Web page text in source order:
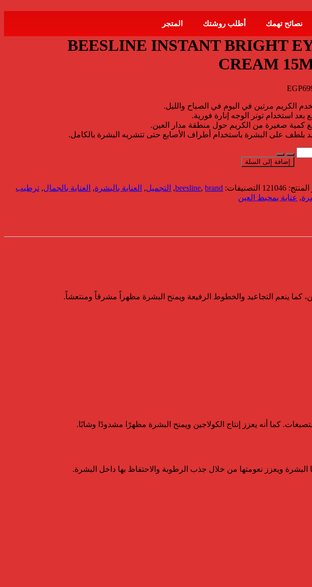
نصائح تهمك أطلب روشتك المتجر
BEESLINE INSTANT BRIGHT
CREAM
EGP
الكريم مرتين في اليوم في الصباح والليل.
بعد استخدام تونر الوجه إنارة فورية.
كمية صغيرة من الكريم حول منطقة مدار العين.
بلطف على البشرة باستخدام أطراف الأصابع حتى تتشربه البشرة بالكامل.
إضافة إلى السلة
121046 التصنيفات: beesline,brand
, التجميل, العناية بالبشرة, العناية بالجمال, ترطيب
, عناية بمحيط العين
كما ينعم التجاعيد والخطوط الرفيعة ويمنح البشرة مظهراً مشرقاً ومنتعشاً.
كما أنه يعزز إنتاج الكولاجين ويمنح البشرة مظهرًا مشدودًا وشابًا.
ويعزز نعومتها من خلال جذب الرطوبة والاحتفاظ بها داخل البشرة.